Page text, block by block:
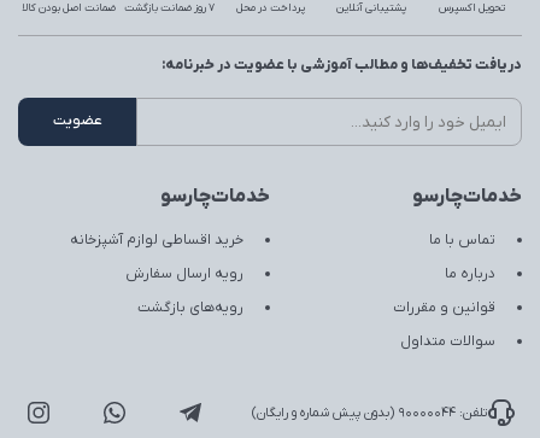
تحویل اکسپرس پشتیبانی آنلاین پرداخت در محل 7 روز ضمانت بازگشت ضمانت اصل بودن کالا
خدمات‌چارسو
تماس با ما
درباره ما
قوانین و مقررات
سوالات متداول
خدمات‌چارسو
خرید اقساطی لوازم آشپزخانه
رویه ارسال سفارش
رویه‌های بازگشت
دریافت تخفیف‌ها و مطالب آموزشی با عضویت در خبرنامه:
تلفن: 90000044 (بدون پیش شماره و رایگان)